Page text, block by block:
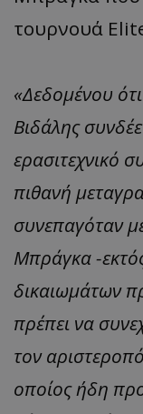
τουρνουά
«Δεδομένου
Βιδάλης
ερασιτεχνικό
πιθανή
συνεπαγόταν
Μπράγκα -
δικαιωμάτων
πρέπει να
τον
οποίος ήδη